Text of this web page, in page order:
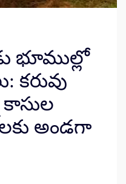
కరువు
కాసుల
అండగా